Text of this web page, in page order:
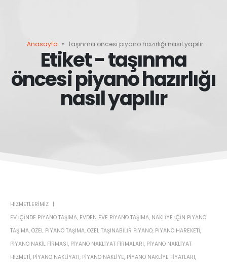
Anasayfa » taşınma öncesi piyano hazırlığı nasıl yapılır
Etiket - taşınma
öncesi piyano hazırlığı
nasıl yapılır
HIZMETLERIMIZ
EV IÇINDE PIYANO TAŞIMA, EVDEN EVE PIYANO TAŞIMA, NAKLIYE IÇIN PIYANO
TAŞIMA, ÖZEL PIYANO TAŞIMA, ÖZEL TAŞINABILIR PIYANO, PIYANO HAREKETI,
PIYANO NAKIL FIRMASI, PIYANO NAKLIYAT FIRMALARI, PIYANO NAKLIYAT
HIZMETI, PIYANO NAKLIYATI, PIYANO NAKLIYE, PIYANO NAKLIYE FIYATLARI,